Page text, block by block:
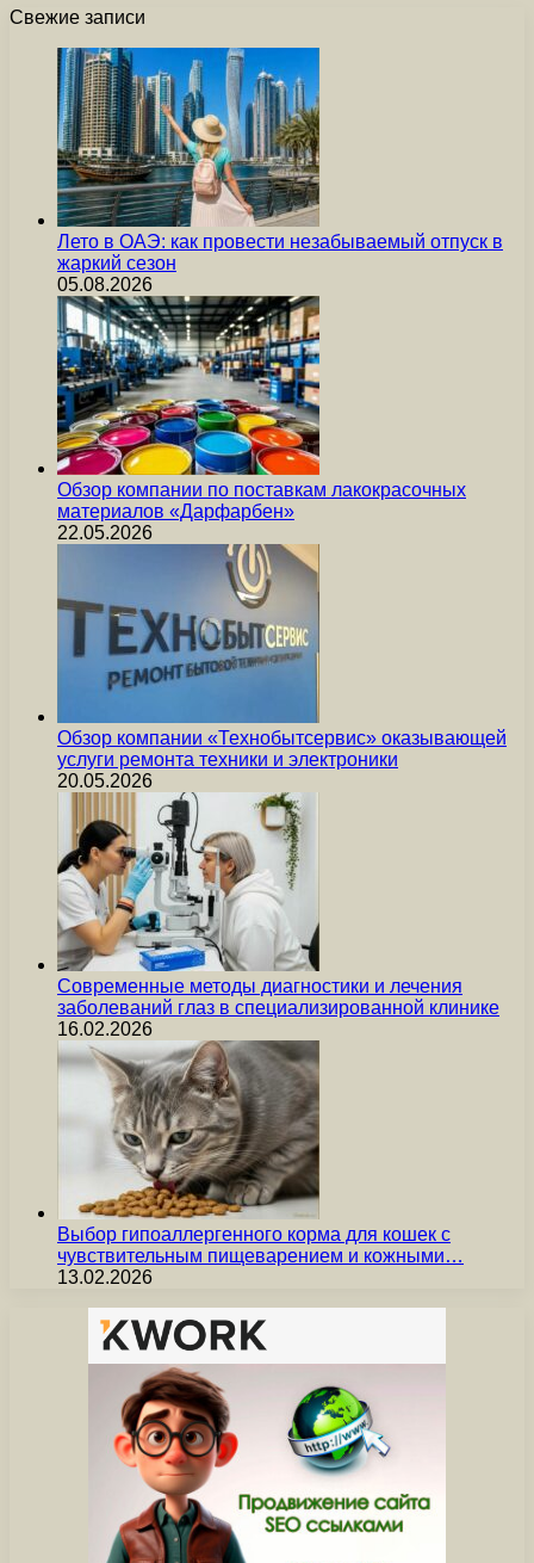
Свежие записи
Лето в ОАЭ: как провести незабываемый отпуск в
жаркий сезон
05.08.2026
Обзор компании по поставкам лакокрасочных
материалов «Дарфарбен»
22.05.2026
Обзор компании «Технобытсервис» оказывающей
услуги ремонта техники и электроники
20.05.2026
Современные методы диагностики и лечения
заболеваний глаз в специализированной клинике
16.02.2026
Выбор гипоаллергенного корма для кошек с
чувствительным пищеварением и кожными…
13.02.2026